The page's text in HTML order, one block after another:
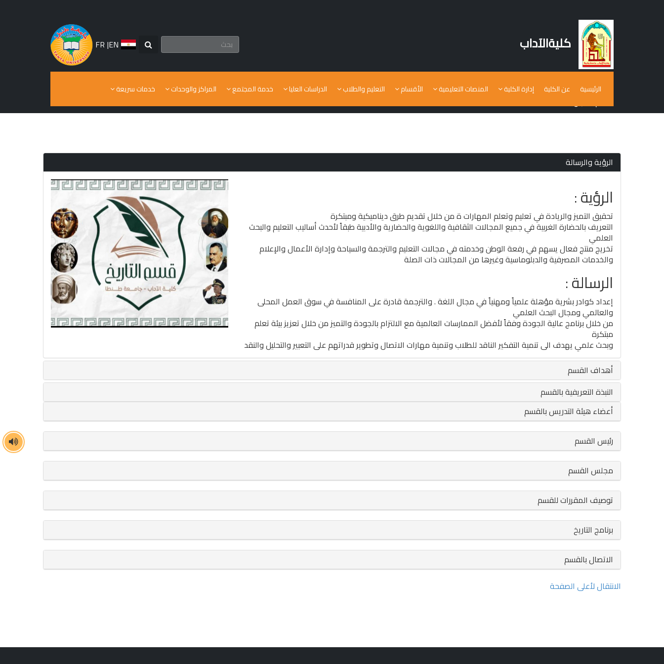
كليةالآداب EN
|
FR
الرئيسية عن الكلية إدارة الكلية المنصات التعليمية الأقسام التعليم والطلاب الدراسات العليا خدمة المجتمع المراكز والوحدات خدمات سريعة
الرؤية والرسالة
الرؤية :
تحقيق التميز والريادة في تعليم وتعلم المهارات ة من خلال تقديم طرق ديناميكية ومبتكرة
التعريف بالحضارة الغربية في جميع المجالات الثقافية واللغوية والحضارية والأدبية طبقاً لأحدث أساليب التعليم والبحث
العلمي
تخريج منتج فعال يسهم في رفعة الوطن وخدمته في مجالات التعليم والترجمة والسياحة وإدارة الأعمال والإعلام
والخدمات المصرفية والدبلوماسية وغيرها من المجالات ذات الصلة
الرسالة :
إعداد كوادر بشرية مؤهلة علمياً ومهنياً في مجال اللغة . والترجمة قادرة على المنافسة في سوق العمل المحلى
والعالمي ومجال البحث العلمي
من خلال برنامج عالية الجودة وفقاً لأفضل الممارسات العالمية مع الالتزام بالجودة والتميز من خلال تعزيز بيئة تعلم
مبتكرة
وبحث علمي يهدف الى تنمية التفكير الناقد للطلاب وتنمية مهارات الاتصال وتطوير قدراتهم على التعبير والتحليل والنقد
أهداف القسم
النبذة التعريفية بالقسم
أعضاء هيئة التدريس بالقسم
رئيس القسم
مجلس القسم
توصيف المقررات للقسم
برنامج التاريخ
الاتصال بالقسم
الانتقال لأعلى الصفحة